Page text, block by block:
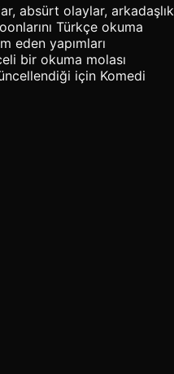
absürt olaylar, arkadaşlık
Türkçe okuma
eden yapımları
bir okuma molası
için Komedi